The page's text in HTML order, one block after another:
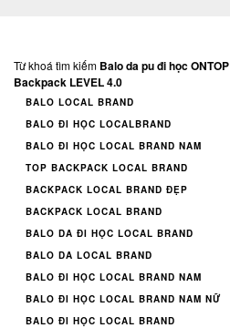
Từ khoá tìm kiếm Balo da pu đi học ONTOP
Backpack LEVEL 4.0
BALO LOCAL BRAND
BALO ĐI HỌC LOCALBRAND
BALO ĐI HỌC LOCAL BRAND NAM
TOP BACKPACK LOCAL BRAND
BACKPACK LOCAL BRAND ĐẸP
BACKPACK LOCAL BRAND
BALO DA ĐI HỌC LOCAL BRAND
BALO DA LOCAL BRAND
BALO ĐI HỌC LOCAL BRAND NAM
BALO ĐI HỌC LOCAL BRAND NAM NỮ
BALO ĐI HỌC LOCAL BRAND